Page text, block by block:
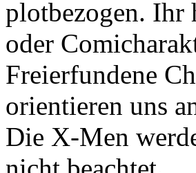
plotbezogen.
oder
Freierfundene
orientieren uns
Die X-Men